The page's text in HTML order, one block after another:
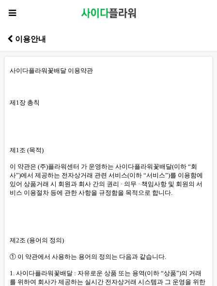
이용안내
사이다플라워꽃배달 이용약관
제1장 총칙
제1조 (목적)
이 약관은 (주)플라워센터 가 운영하는 사이다플라워꽃배달(이하 “회
사”)에서 제공하는 전자상거래 관련 서비스(이하 “서비스”)를 이용함에
있어 상품거래 시 회원과 회사 간의 권리 · 의무 · 책임사항 및 회원의 서
비스 이용절차 등에 관한 사항을 규정함을 목적으로 합니다.
제2조 (용어의 정의)
① 이 약관에서 사용하는 용어의 정의는 다음과 같습니다.
1. 사이다플라워꽃배달 : 자유로운 상품 또는 용역(이하 “상품”)의 거래
를 위하여 회사가 제공하는 실시간 전자상거래 시스템과 그 운영을 위한